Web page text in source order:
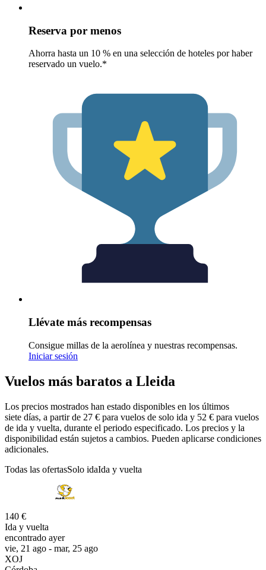
Reserva por menos
Ahorra hasta un 10 % en una selección de hoteles por haber
reservado un vuelo.*
Llévate más recompensas
Consigue millas de la aerolínea y nuestras recompensas.
Iniciar sesión
Vuelos más baratos a Lleida
Los precios mostrados han estado disponibles en los últimos
siete días, a partir de 27 € para vuelos de solo ida y 52 € para vuelos
de ida y vuelta, durante el periodo especificado. Los precios y la
disponibilidad están sujetos a cambios. Pueden aplicarse condiciones
adicionales.
Todas las ofertasSolo idaIda y vuelta
140 €
Ida y vuelta
encontrado ayer
vie, 21 ago - mar, 25 ago
XOJ